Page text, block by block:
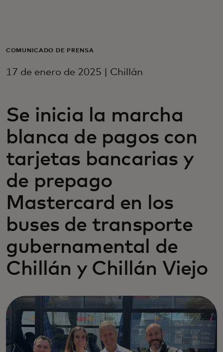
Para empresas
Para innovadores
Noticias y tendencias
COMUNICADO DE PRENSA
17 de enero de 2025 | Chillán
Se inicia la marcha
blanca de pagos con
tarjetas bancarias y
de prepago
Mastercard en los
buses de transporte
gubernamental de
Chillán y Chillán Viejo